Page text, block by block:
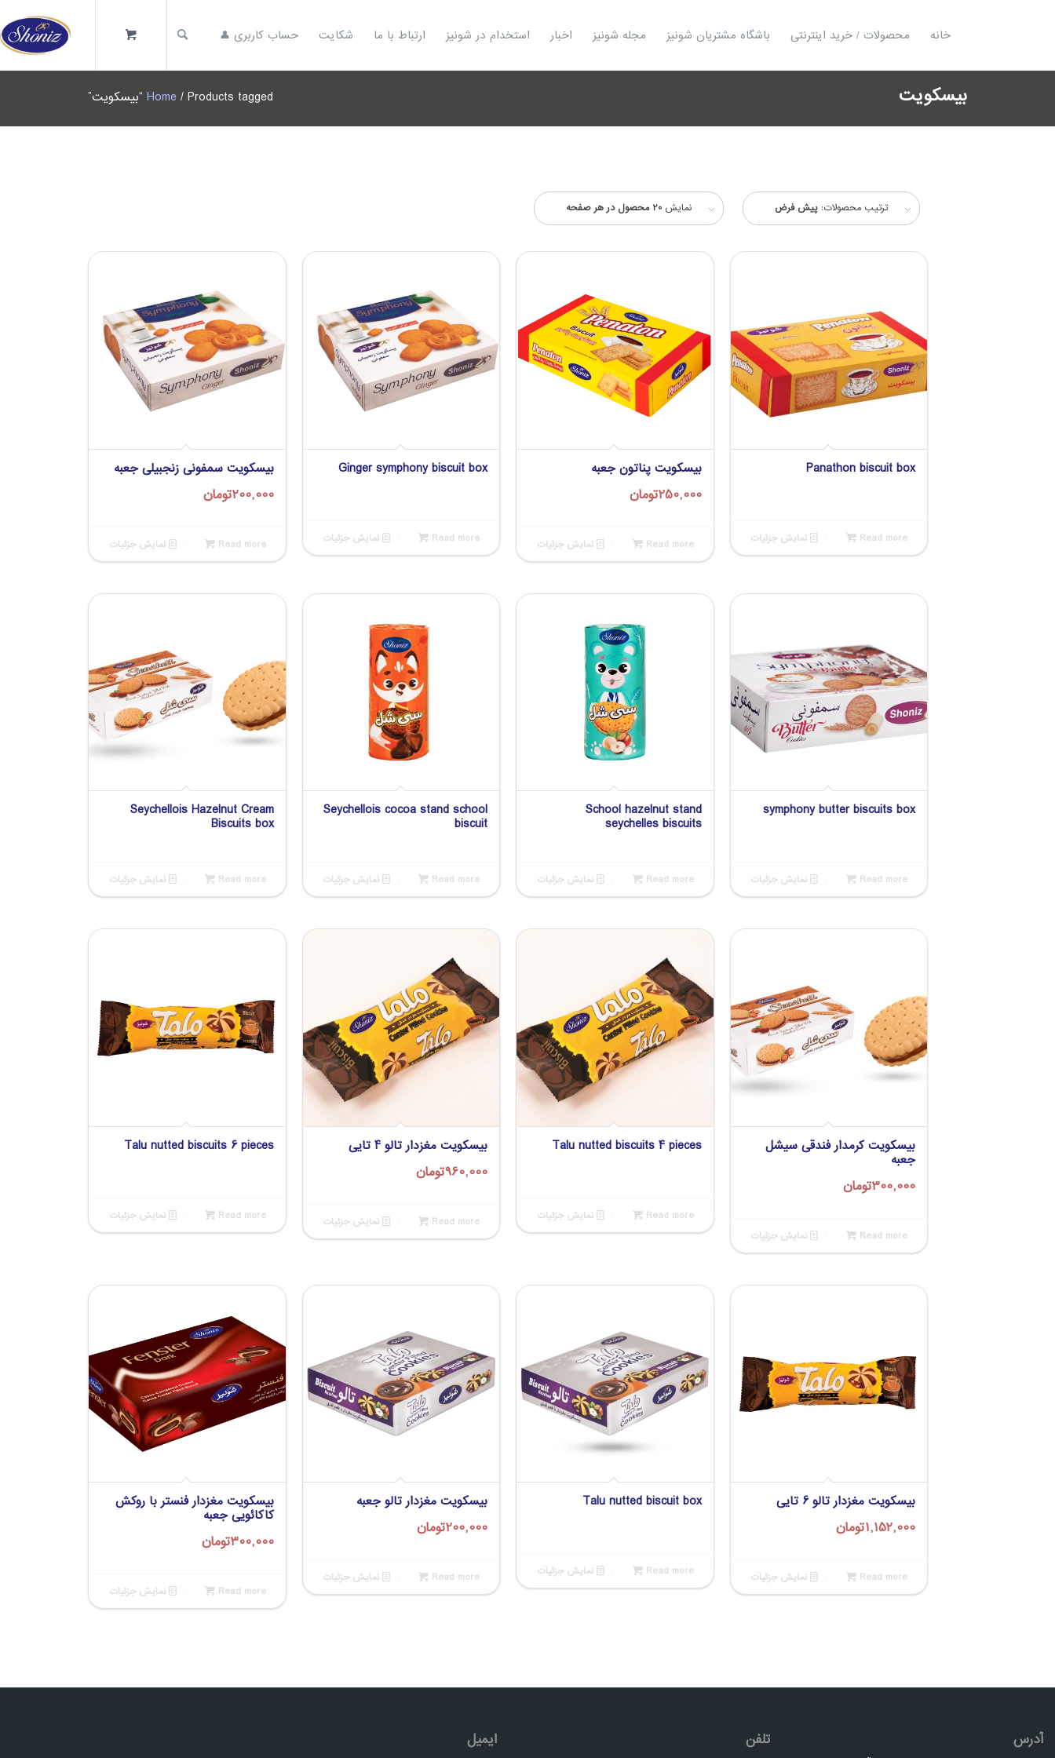
خانه محصولات / خرید اینترنتی باشگاه مشتریان شونیز مجله شونیز اخبار استخدام در شونیز ارتباط با ما شکایت حساب کاربری 👤
بیسکویت Home / Products tagged “بیسکویت”
ترتیب محصولات: پیش فرض نمایش 20 محصول در هر صفحه
Panathon biscuit box
Read more نمایش جزئیات
بیسکویت پناتون جعبه
250,000تومان
Read more نمایش جزئیات
Ginger symphony biscuit box
Read more نمایش جزئیات
بیسکویت سمفونی زنجبیلی جعبه
200,000تومان
Read more نمایش جزئیات
symphony butter biscuits box
Read more نمایش جزئیات
School hazelnut stand
seychelles biscuits
Read more نمایش جزئیات
Seychellois cocoa stand school
biscuit
Read more نمایش جزئیات
Seychellois Hazelnut Cream
Biscuits box
Read more نمایش جزئیات
بیسکویت کرمدار فندقی سیشل
جعبه
300,000تومان
Read more نمایش جزئیات
Talu nutted biscuits 4 pieces
Read more نمایش جزئیات
بیسکویت مغزدار تالو 4 تایی
960,000تومان
Read more نمایش جزئیات
Talu nutted biscuits 6 pieces
Read more نمایش جزئیات
بیسکویت مغزدار تالو 6 تایی
1,152,000تومان
Read more نمایش جزئیات
Talu nutted biscuit box
Read more نمایش جزئیات
بیسکویت مغزدار تالو جعبه
200,000تومان
Read more نمایش جزئیات
بیسکویت مغزدار فنستر با روکش
کاکائویی جعبه
300,000تومان
Read more نمایش جزئیات
آدرس تلفن ایمیل